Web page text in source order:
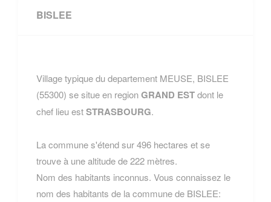
BISLEE
Village typique du departement MEUSE, BISLEE
(55300) se situe en regionGRAND ESTdont le
chef lieu estSTRASBOURG.
La commune s'étend sur 496 hectares et se
trouve à une altitude de 222 mètres.
Nom des habitants inconnus. Vous connaissez le
nom des habitants de la commune de BISLEE: